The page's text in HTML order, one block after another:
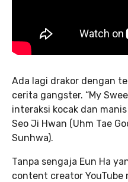
Ada lagi drakor dengan
cerita gangster. “My
interaksi kocak dan
Seo Ji Hwan (Uhm Tae
Sunhwa).
Tanpa sengaja Eun Ha
content creator YouTube